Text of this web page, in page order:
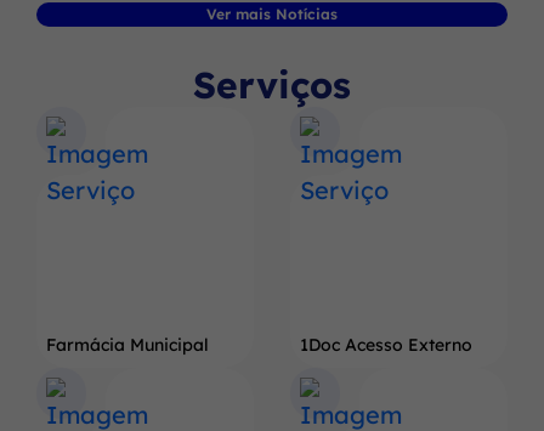
Ver mais Notícias
Serviços
Farmácia Municipal 1Doc Acesso Externo